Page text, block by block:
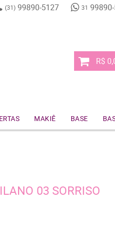
(31)99890-5127 31
R$
MAKIÊ BASE
03 SORRISO